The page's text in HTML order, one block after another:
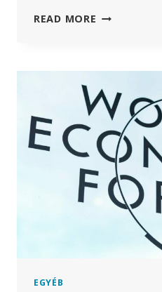
READ MORE A
ISMERT
VOLT,
AZ
FDA
ÉS
A
CDC
ELTITKOLTA,
MÁJUSÁBAN
EGYÉB